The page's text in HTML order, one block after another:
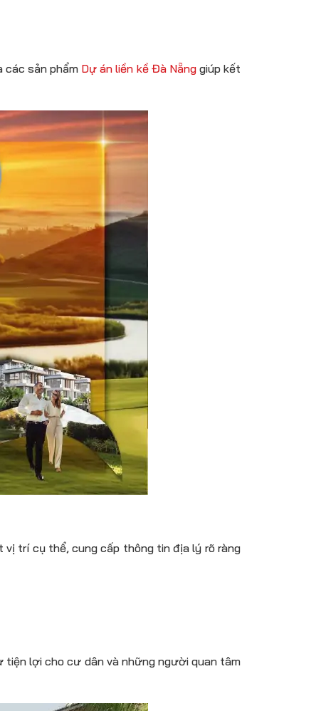
các sản phẩm Dự án liền kề Đà Nẵnggiúp kết
trí cụ thể, cung cấp thông tin địa lý rõ ràng
tiện lợi cho cư dân và những người quan tâm